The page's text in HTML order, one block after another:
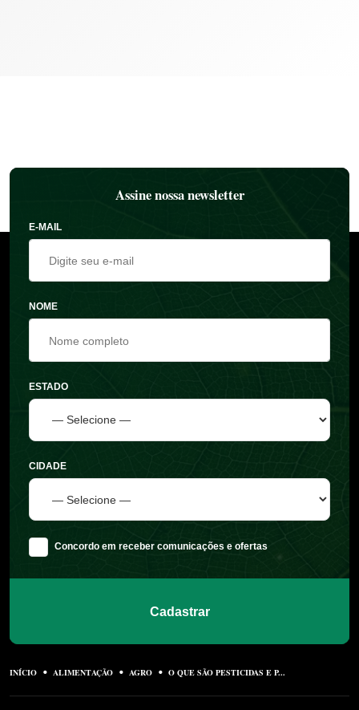
Assine nossa newsletter
E-MAIL
NOME
ESTADO
CIDADE
Concordo em receber comunicações e ofertas
Cadastrar
INÍCIO ALIMENTAÇÃO AGRO O QUE SÃO PESTICIDAS E P...